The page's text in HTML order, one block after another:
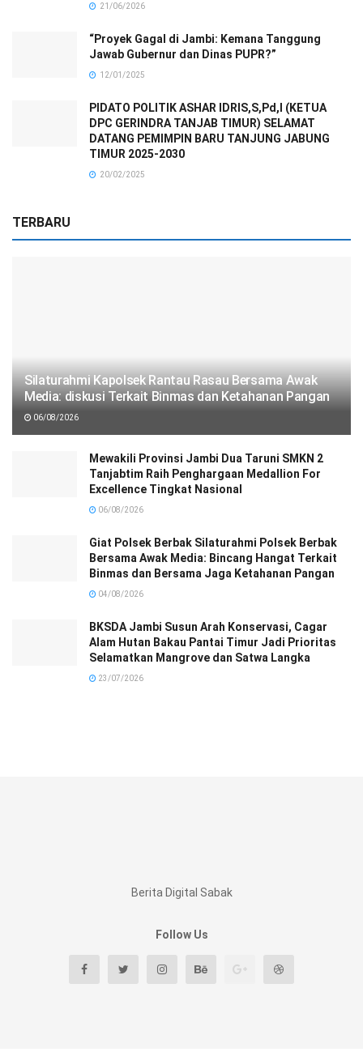
21/06/2026
“Proyek Gagal di Jambi: Kemana Tanggung
Jawab Gubernur dan Dinas PUPR?”
12/01/2025
PIDATO POLITIK ASHAR IDRIS,S,Pd,I (KETUA
DPC GERINDRA TANJAB TIMUR) SELAMAT
DATANG PEMIMPIN BARU TANJUNG JABUNG
TIMUR 2025-2030
20/02/2025
TERBARU
Silaturahmi Kapolsek Rantau Rasau Bersama Awak
Media: diskusi Terkait Binmas dan Ketahanan Pangan
06/08/2026
Mewakili Provinsi Jambi Dua Taruni SMKN 2
Tanjabtim Raih Penghargaan Medallion For
Excellence Tingkat Nasional
06/08/2026
Giat Polsek Berbak Silaturahmi Polsek Berbak
Bersama Awak Media: Bincang Hangat Terkait
Binmas dan Bersama Jaga Ketahanan Pangan
04/08/2026
BKSDA Jambi Susun Arah Konservasi, Cagar
Alam Hutan Bakau Pantai Timur Jadi Prioritas
Selamatkan Mangrove dan Satwa Langka
23/07/2026
Berita Digital Sabak
Follow Us